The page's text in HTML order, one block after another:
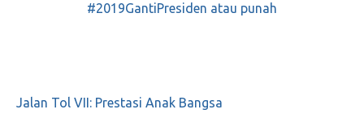
#2019GantiPresiden atau punah
Jalan Tol VII: Prestasi Anak Bangsa